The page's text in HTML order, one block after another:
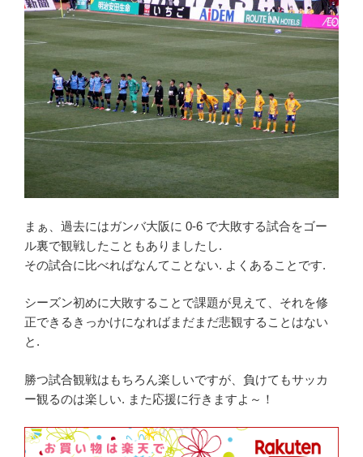
まぁ、過去にはガンバ大阪に 0-6 で大敗する試合をゴー
ル裏で観戦したこともありましたし.
その試合に比べればなんてことない. よくあることです.
シーズン初めに大敗することで課題が見えて、それを修
正できるきっかけになればまだまだ悲観することはない
と.
勝つ試合観戦はもちろん楽しいですが、負けてもサッカ
ー観るのは楽しい. また応援に行きますよ～！